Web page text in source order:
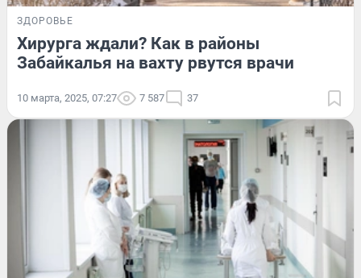
ЗДОРОВЬЕ
Хирурга ждали? Как в районы
Забайкалья на вахту рвутся врачи
10 марта, 2025, 07:27 7 587 37